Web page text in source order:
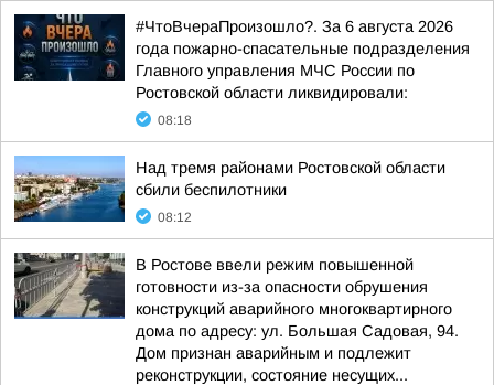
#ЧтоВчераПроизошло?. За 6 августа 2026
года пожарно-спасательные подразделения
Главного управления МЧС России по
Ростовской области ликвидировали:
08:18
Над тремя районами Ростовской области
сбили беспилотники
08:12
В Ростове ввели режим повышенной
готовности из-за опасности обрушения
конструкций аварийного многоквартирного
дома по адресу: ул. Большая Садовая, 94.
Дом признан аварийным и подлежит
реконструкции, состояние несущих...